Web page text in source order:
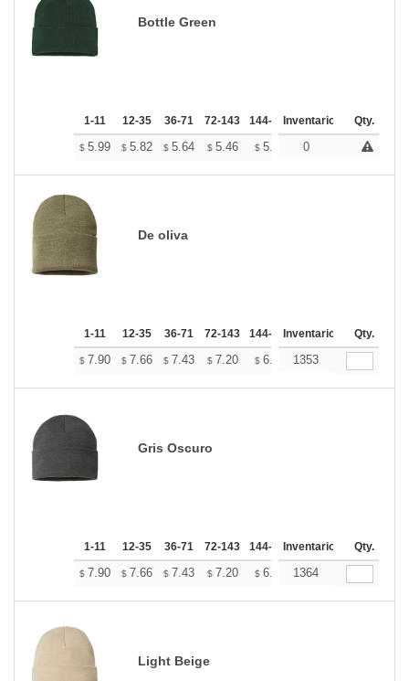
Bottle Green
1-11 12-35 36-71 72-143 144-287 288 + Mas
Inventario Qty.
$ 5.99 $ 5.82 $ 5.64 $ 5.46 $ 5.28 $ +
0
De oliva
1-11 12-35 36-71 72-143 144-287 288 + Mas
Inventario Qty.
$ 7.90 $ 7.66 $ 7.43 $ 7.20 $ 6.96 $6.84
1353
Gris Oscuro
1-11 12-35 36-71 72-143 144-287 288 + Mas
Inventario Qty.
$ 7.90 $ 7.66 $ 7.43 $ 7.20 $ 6.96 $6.84
1364
Light Beige